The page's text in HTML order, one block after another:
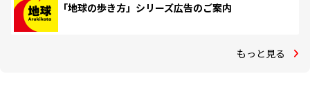
「地球の歩き方」シリーズ広告のご案内
もっと見る